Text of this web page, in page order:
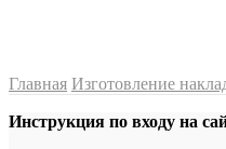
Главная Изготовление
Инструкция по входу на